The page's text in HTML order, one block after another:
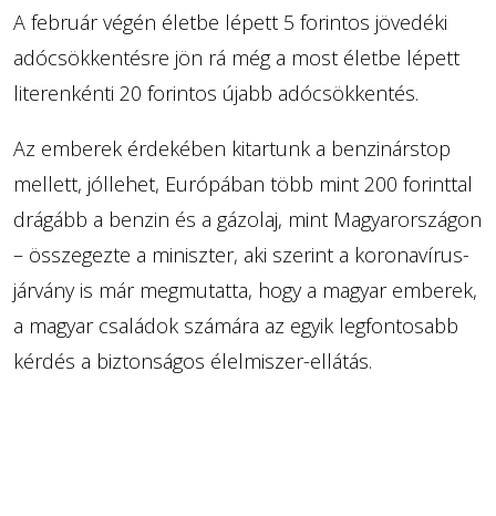
A február végén életbe lépett 5 forintos jövedéki
adócsökkentésre jön rá még a most életbe lépett
literenkénti 20 forintos újabb adócsökkentés.
Az emberek érdekében kitartunk a benzinárstop
mellett, jóllehet, Európában több mint 200 forinttal
drágább a benzin és a gázolaj, mint Magyarországon
– összegezte a miniszter, aki szerint a koronavírus-
járvány is már megmutatta, hogy a magyar emberek,
a magyar családok számára az egyik legfontosabb
kérdés a biztonságos élelmiszer-ellátás.